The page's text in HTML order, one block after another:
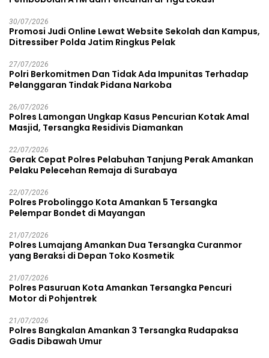
30/07/2026
Promosi Judi Online Lewat Website Sekolah dan Kampus,
Ditressiber Polda Jatim Ringkus Pelak
27/07/2026
Polri Berkomitmen Dan Tidak Ada Impunitas Terhadap
Pelanggaran Tindak Pidana Narkoba
26/07/2026
Polres Lamongan Ungkap Kasus Pencurian Kotak Amal
Masjid, Tersangka Residivis Diamankan
22/07/2026
Gerak Cepat Polres Pelabuhan Tanjung Perak Amankan
Pelaku Pelecehan Remaja di Surabaya
22/07/2026
Polres Probolinggo Kota Amankan 5 Tersangka
Pelempar Bondet di Mayangan
21/07/2026
Polres Lumajang Amankan Dua Tersangka Curanmor
yang Beraksi di Depan Toko Kosmetik
21/07/2026
Polres Pasuruan Kota Amankan Tersangka Pencuri
Motor di Pohjentrek
21/07/2026
Polres Bangkalan Amankan 3 Tersangka Rudapaksa
Gadis Dibawah Umur